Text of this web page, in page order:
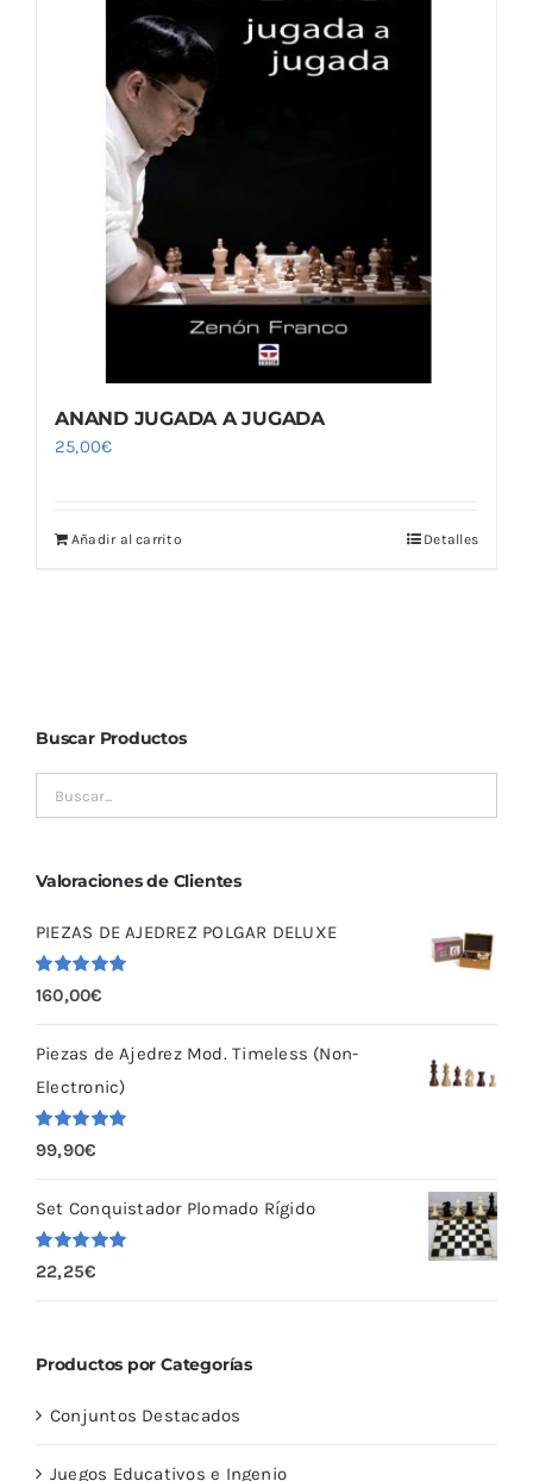
ANAND JUGADA A JUGADA
25,00€
Añadir al carrito Detalles
Buscar Productos
Valoraciones de Clientes
PIEZAS DE AJEDREZ POLGAR DELUXE
Valorado
5.00
160,00€
Piezas de Ajedrez Mod. Timeless (Non-
Electronic)
Valorado
con
99,90€
Set Conquistador Plomado Rígido
Valorado
con
22,25€
Productos por Categorías
Conjuntos Destacados
Juegos Educativos e Ingenio